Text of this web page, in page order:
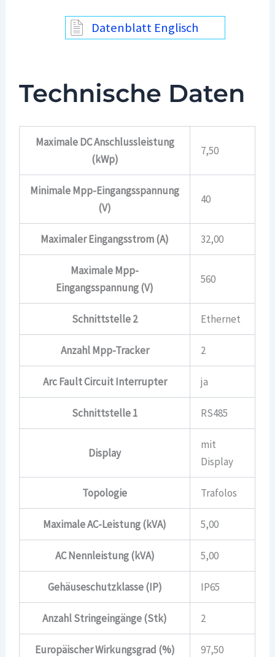
Datenblatt Englisch
Technische Daten
Maximale DC Anschlussleistung
(kWp)
7,50
Minimale Mpp-Eingangsspannung
(V)
40
Maximaler Eingangsstrom (A) 32,00
Maximale Mpp-
Eingangsspannung (V)
560
Schnittstelle 2 Ethernet
Anzahl Mpp-Tracker 2
Arc Fault Circuit Interrupter ja
Schnittstelle 1 RS485
Display
mit
Display
Topologie Trafolos
Maximale AC-Leistung (kVA) 5,00
AC Nennleistung (kVA) 5,00
Gehäuseschutzklasse (IP) IP65
Anzahl Stringeingänge (Stk) 2
Europäischer Wirkungsgrad (%) 97,50